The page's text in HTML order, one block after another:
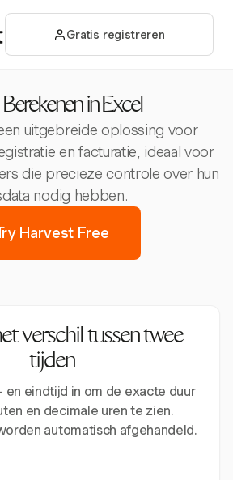
Gratis registreren
in Excel
uitgebreide oplossing voor
en facturatie, ideaal voor
die precieze controle over hun
nodig hebben.
Harvest Free
verschil tussen twee
tijden
en eindtijd in om de exacte duur
en decimale uren te zien.
automatisch afgehandeld.